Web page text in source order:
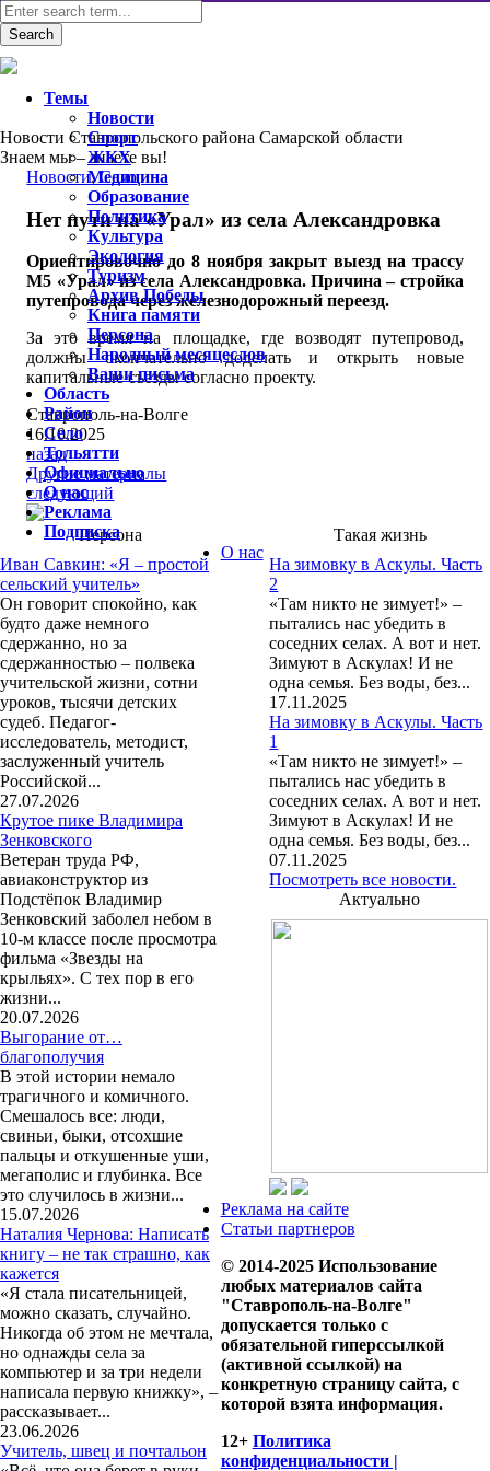
Новости Ставропольского района Самарской области
Знаем мы – знаете вы!
Новости,Село
Нет пути на «Урал» из села Александровка
Ориентировочно до 8 ноября закрыт выезд на трассу
М5 «Урал» из села Александровка. Причина – стройка
путепровода через железнодорожный переезд.
За это время на площадке, где возводят путепровод,
должны окончательно доделать и открыть новые
капитальные съезды согласно проекту.
Ставрополь-на-Волге
16.10.2025
назад
Другие материалы
следующий
Персона
Иван Савкин: «Я – простой
сельский учитель»
Он говорит спокойно, как
будто даже немного
сдержанно, но за
сдержанностью – полвека
учительской жизни, сотни
уроков, тысячи детских
судеб. Педагог-
исследователь, методист,
заслуженный учитель
Российской...
27.07.2026
Крутое пике Владимира
Зенковского
Ветеран труда РФ,
авиаконструктор из
Подстёпок Владимир
Зенковский заболел небом в
10-м классе после просмотра
фильма «Звезды на
крыльях». С тех пор в его
жизни...
20.07.2026
Выгорание от…
благополучия
В этой истории немало
трагичного и комичного.
Смешалось все: люди,
свиньи, быки, отсохшие
пальцы и откушенные уши,
мегаполис и глубинка. Все
это случилось в жизни...
15.07.2026
Наталия Чернова: Написать
книгу – не так страшно, как
кажется
«Я стала писательницей,
можно сказать, случайно.
Никогда об этом не мечтала,
но однажды села за
компьютер и за три недели
написала первую книжку», –
рассказывает...
23.06.2026
Учитель, швец и почтальон
Такая жизнь
На зимовку в Аскулы. Часть
2
«Там никто не зимует!» –
пытались нас убедить в
соседних селах. А вот и нет.
Зимуют в Аскулах! И не
одна семья. Без воды, без...
17.11.2025
На зимовку в Аскулы. Часть
1
«Там никто не зимует!» –
пытались нас убедить в
соседних селах. А вот и нет.
Зимуют в Аскулах! И не
одна семья. Без воды, без...
07.11.2025
Посмотреть все новости.
Актуально
О нас
Реклама на сайте
Статьи партнеров
© 2014-2025 Использование
любых материалов сайта
"Ставрополь-на-Волге"
допускается только с
обязательной гиперссылкой
(активной ссылкой) на
конкретную страницу сайта, с
которой взята информация.
12+ Политика
конфиденциальности |
Темы
Новости
Спорт
ЖКХ
Медицина
Образование
Политика
Культура
Экология
Туризм
Архив Победы
Книга памяти
Персона
Народный месяцеслов
Ваши письма
Область
Район
Село
Тольятти
Официально
О нас
Реклама
Подписка